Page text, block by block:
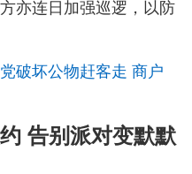
亦连日加强巡逻，以防
破坏公物赶客走 商户
告别派对变默默